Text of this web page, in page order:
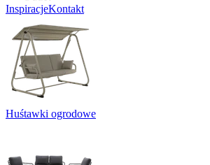
InspiracjeKontakt
Huśtawki ogrodowe